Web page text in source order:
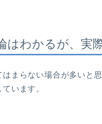
はわかるが、実
まらない場合が多いと
います。